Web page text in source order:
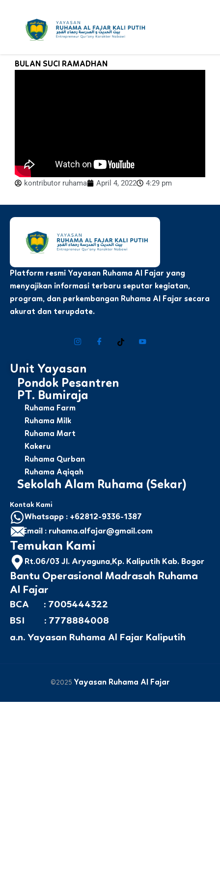
BULAN SUCI RAMADHAN
kontributor ruhama April 4, 2022 4:29 pm
Platform resmi Yayasan Ruhama Al Fajar yang
menyajikan informasi terbaru seputar kegiatan,
program, dan perkembangan Ruhama Al Fajar secara
akurat dan terupdate.
Unit Yayasan
Pondok Pesantren
PT. Bumiraja
Ruhama Farm
Ruhama Milk
Ruhama Mart
Kakeru
Ruhama Qurban
Ruhama Aqiqah
Sekolah Alam Ruhama (Sekar)
Kontak Kami
Whatsapp : +62812-9336-1387
Email : ruhama.alfajar@gmail.com
Temukan Kami
Rt.06/03 Jl. Aryaguna,Kp. Kaliputih Kab. Bogor
Bantu Operasional Madrasah Ruhama
Al Fajar
BCA : 7005444322
BSI : 7778884008
a.n. Yayasan Ruhama Al Fajar Kaliputih
©2025 Yayasan Ruhama Al Fajar